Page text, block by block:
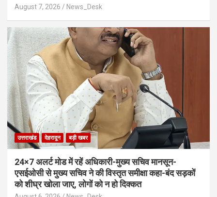
August 7, 2026 News_Desk
उत्तराखंड देहरादून बड़ी खबर
24×7 अलर्ट मोड में रहें अधिकारी-मुख्य सचिव मानसून-
एसईओसी से मुख्य सचिव ने की विस्तृत समीक्षा कहा-बंद सड़कों
को शीघ्र खोला जाए, लोगों को न हो दिक्कत